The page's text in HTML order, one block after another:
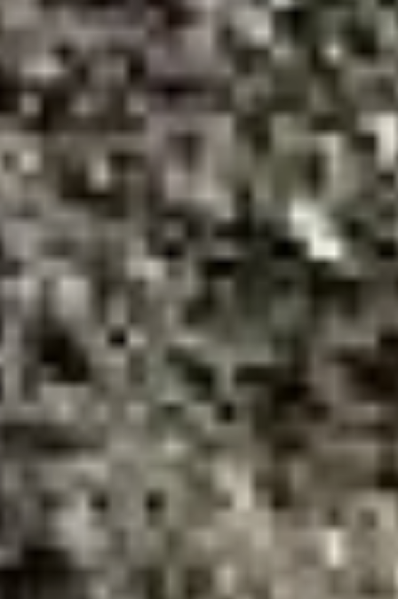
км сетей. Подготовлены
тепловые пункты
и подписана большая
часть паспортов
готовности жилфонда.
Также отремонтировано
отопление в 79 подъездах,
выполнена заделка
межпанельных швов,
отремонтированы
и восстановлены 300
дверей.
«Проделан большой объем
к отопительному периоду
— и на уровне крупных
инфраструктурных
объектов, и в жилых
домах. Мы дополнительно
восстановили тепловую
изоляцию на двух
километрах
трубопроводов. Особое
внимание уделили
подготовке теплового
контура —
отремонтировали
отопление в подъездах,
заделали межпанельные
напрямую влияет
на комфорт жителей
в холодное время года.